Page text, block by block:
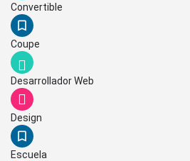
Convertible
Coupe
Desarrollador Web
Design
Escuela